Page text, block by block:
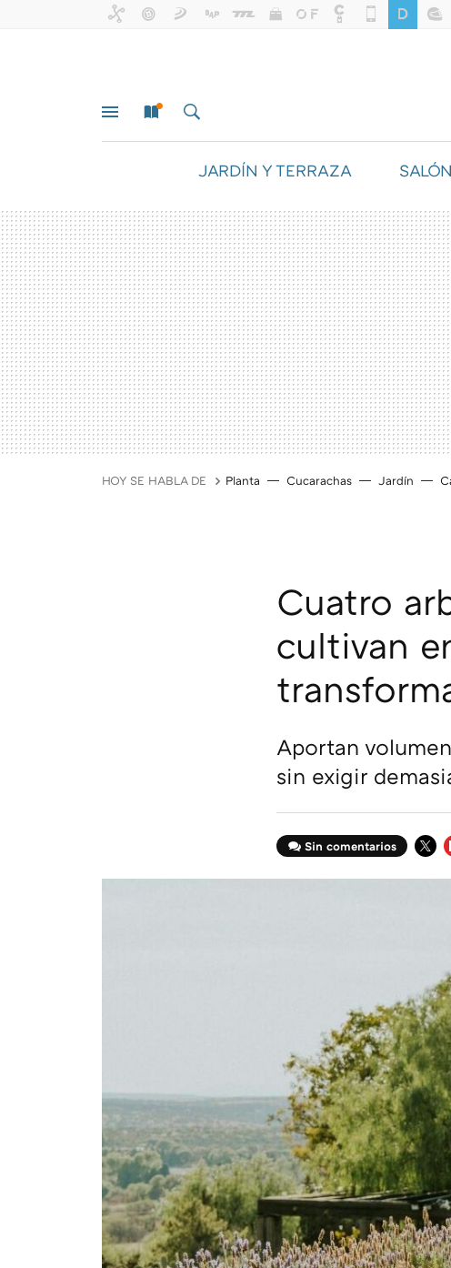
JARDÍN Y TERRAZA SALÓN
HOY SE HABLA DE Planta Cucarachas Jardín
Cuatro
cultivan
Aportan
sin exigir
Sin comentarios